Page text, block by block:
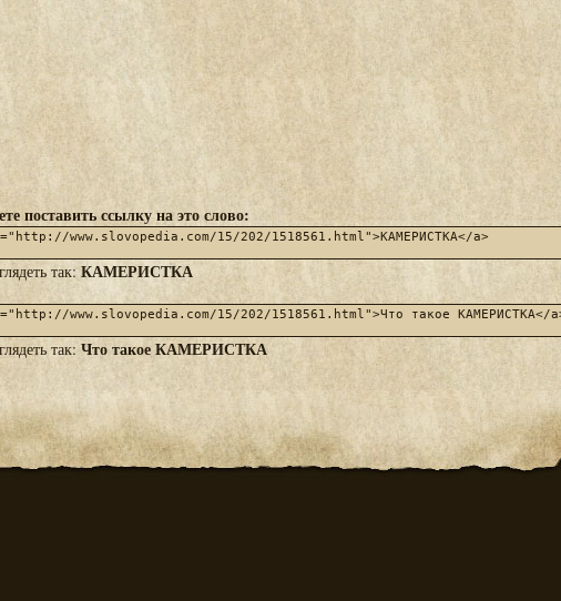
поставить ссылку на это слово:
так:КАМЕРИСТКА
так: Что такое КАМЕРИСТКА